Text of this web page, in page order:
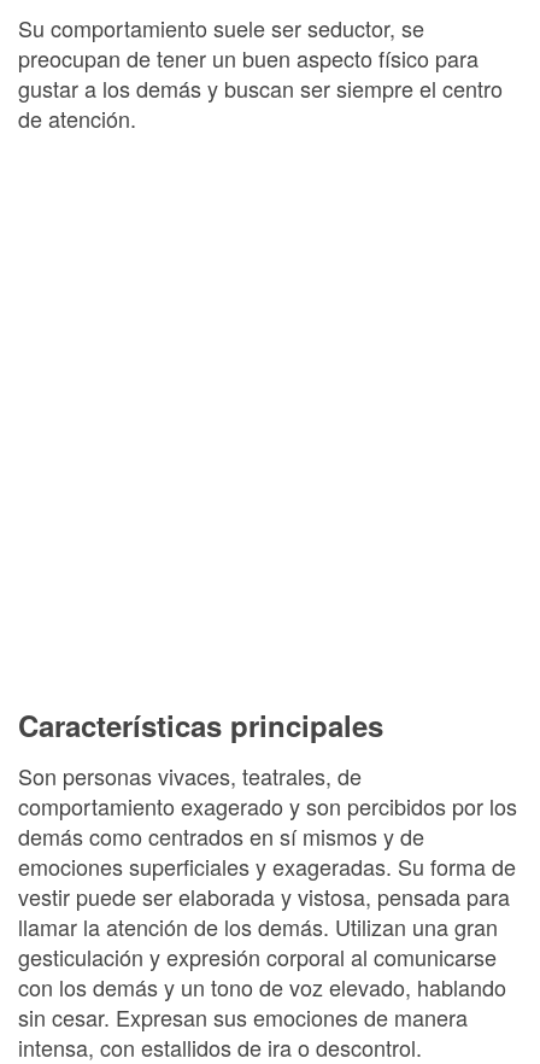
Su comportamiento suele ser seductor, se
preocupan de tener un buen aspecto físico para
gustar a los demás y buscan ser siempre el centro
de atención.
Características principales
Son personas vivaces, teatrales, de
comportamiento exagerado y son percibidos por los
demás como centrados en sí mismos y de
emociones superficiales y exageradas. Su forma de
vestir puede ser elaborada y vistosa, pensada para
llamar la atención de los demás. Utilizan una gran
gesticulación y expresión corporal al comunicarse
con los demás y un tono de voz elevado, hablando
sin cesar. Expresan sus emociones de manera
intensa, con estallidos de ira o descontrol.